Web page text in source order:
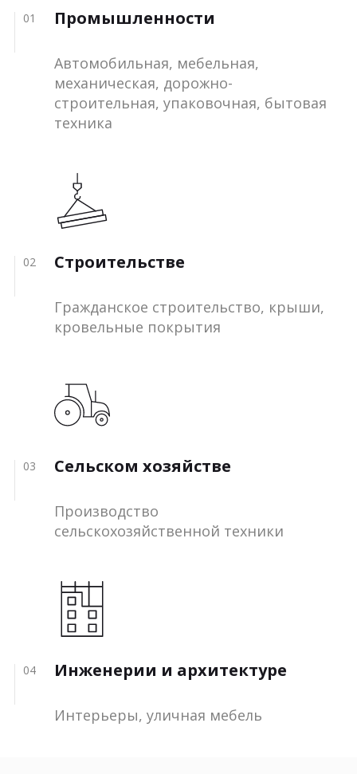
01 Промышленности
Автомобильная, мебельная,
механическая, дорожно-
строительная, упаковочная, бытовая
техника
02 Строительстве
Гражданское строительство, крыши,
кровельные покрытия
03 Сельском хозяйстве
Производство
сельскохозяйственной техники
04 Инженерии и архитектуре
Интерьеры, уличная мебель